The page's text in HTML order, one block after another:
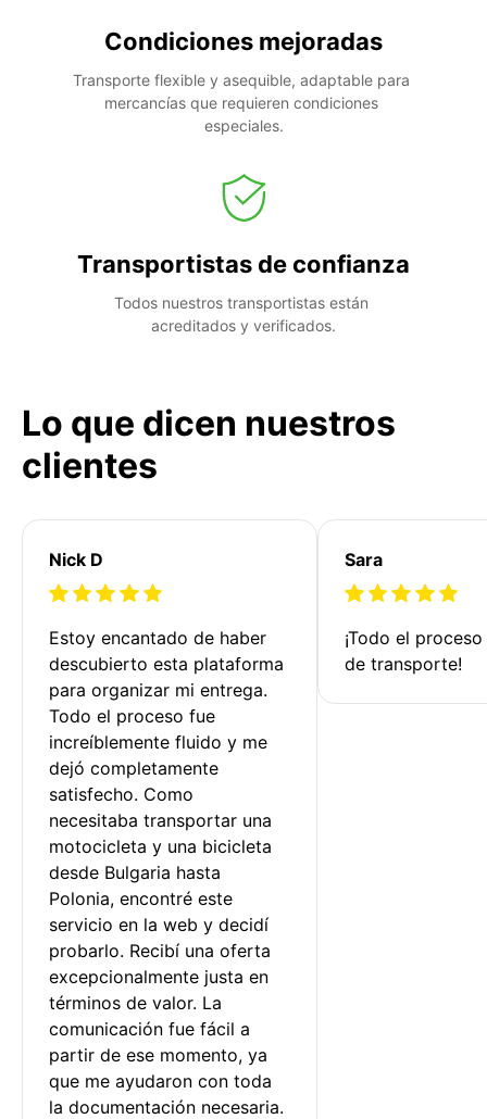
Condiciones mejoradas
Transporte flexible y asequible, adaptable para
mercancías que requieren condiciones
especiales.
Transportistas de confianza
Todos nuestros transportistas están
acreditados y verificados.
Lo que dicen nuestros
clientes
Nick D
Estoy encantado de haber
descubierto esta plataforma
para organizar mi entrega.
Todo el proceso fue
increíblemente fluido y me
dejó completamente
satisfecho. Como
necesitaba transportar una
motocicleta y una bicicleta
desde Bulgaria hasta
Polonia, encontré este
servicio en la web y decidí
probarlo. Recibí una oferta
excepcionalmente justa en
términos de valor. La
comunicación fue fácil a
partir de ese momento, ya
que me ayudaron con toda
la documentación necesaria.
Sara
¡Todo el
de transporte!